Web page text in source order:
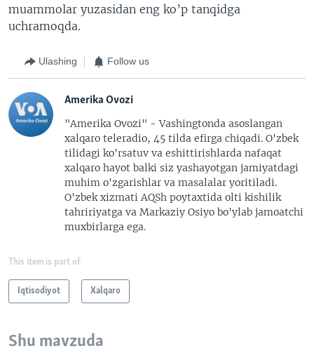
muammolar yuzasidan eng ko’p tanqidga
uchramoqda.
Ulashing Follow us
Amerika Ovozi
"Amerika Ovozi" - Vashingtonda asoslangan
xalqaro teleradio, 45 tilda efirga chiqadi. O'zbek
tilidagi ko'rsatuv va eshittirishlarda nafaqat
xalqaro hayot balki siz yashayotgan jamiyatdagi
muhim o'zgarishlar va masalalar yoritiladi.
O'zbek xizmati AQSh poytaxtida olti kishilik
tahririyatga va Markaziy Osiyo bo'ylab jamoatchi
muxbirlarga ega.
This item is part of
Iqtisodiyot Xalqaro
Shu mavzuda